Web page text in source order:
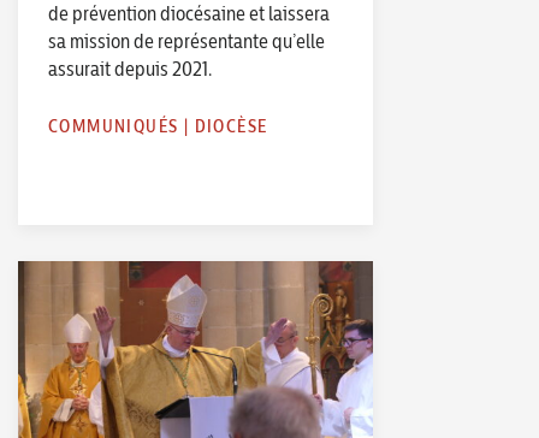
de prévention diocésaine et laissera
sa mission de représentante qu’elle
assurait depuis 2021.
COMMUNIQUÉS | DIOCÈSE